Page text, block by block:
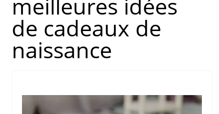
meilleures idées
de cadeaux de
naissance